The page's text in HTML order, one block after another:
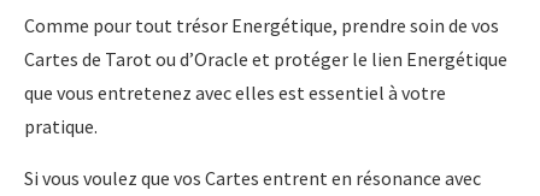
Comme pour tout trésor Energétique, prendre soin de vos
Cartes de Tarot ou d’Oracle et protéger le lien Energétique
que vous entretenez avec elles est essentiel à votre
pratique.
Si vous voulez que vos Cartes entrent en résonance avec